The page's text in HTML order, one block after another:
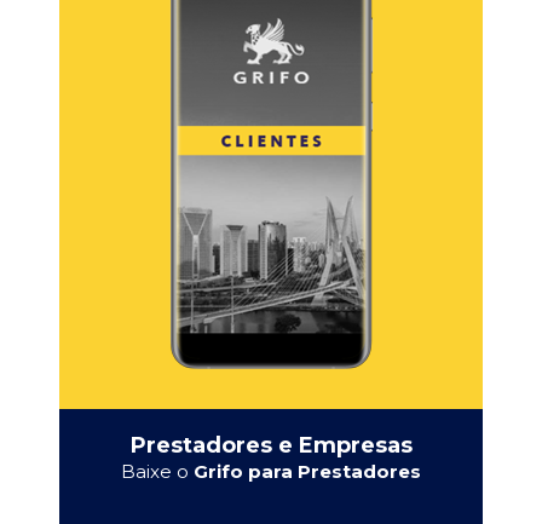
Prestadores e Empresas
Baixe o Grifo para Prestadores